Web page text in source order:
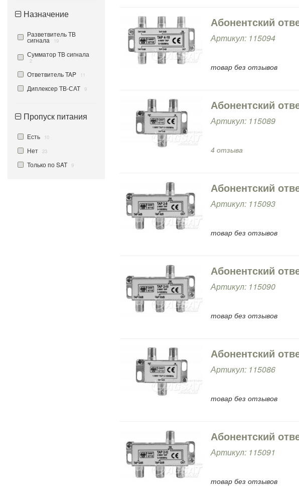
Назначение
Разветвитель ТВ
сигнала 19
Сумматор ТВ сигнала
2
Ответвитель TAP 11
Диплексер ТВ-САТ 9
Пропуск питания
Есть 10
Нет 23
Только по SAT 9
Абонентский
Артикул: 115094
товар без отзывов
Абонентский
Артикул: 115089
4 отзыва
Абонентский
Артикул: 115093
товар без отзывов
Абонентский
Артикул: 115090
товар без отзывов
Абонентский
Артикул: 115086
товар без отзывов
Абонентский
Артикул: 115091
товар без отзывов